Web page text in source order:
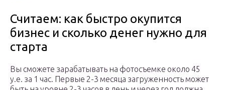
Считаем: как быстро окупится
бизнес и сколько денег нужно для
старта
Вы сможете зарабатывать на фотосъемке около 45
у.е. за 1 час. Первые 2-3 месяца загруженность может